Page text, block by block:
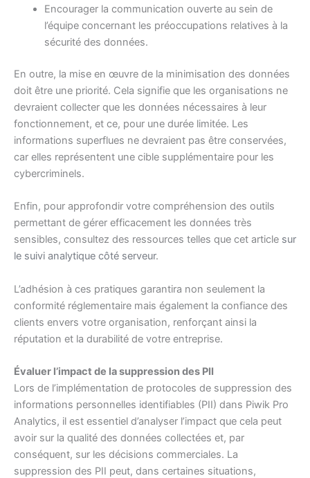
Encourager la communication ouverte au sein de
l’équipe concernant les préoccupations relatives à la
sécurité des données.
En outre, la mise en œuvre de la minimisation des données
doit être une priorité. Cela signifie que les organisations ne
devraient collecter que les données nécessaires à leur
fonctionnement, et ce, pour une durée limitée. Les
informations superflues ne devraient pas être conservées,
car elles représentent une cible supplémentaire pour les
cybercriminels.
Enfin, pour approfondir votre compréhension des outils
permettant de gérer efficacement les données très
sensibles, consultez des ressources telles que cet article sur
le suivi analytique côté serveur.
L’adhésion à ces pratiques garantira non seulement la
conformité réglementaire mais également la confiance des
clients envers votre organisation, renforçant ainsi la
réputation et la durabilité de votre entreprise.
Évaluer l’impact de la suppression des PII
Lors de l’implémentation de protocoles de suppression des
informations personnelles identifiables (PII) dans Piwik Pro
Analytics, il est essentiel d’analyser l’impact que cela peut
avoir sur la qualité des données collectées et, par
conséquent, sur les décisions commerciales. La
suppression des PII peut, dans certaines situations,